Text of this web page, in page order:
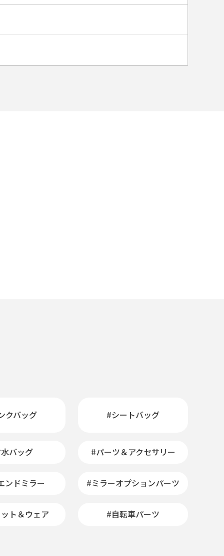
クバッグ #シートバッグ
バッグ #パーツ＆アクセサリー
ンドミラー #ミラーオプションパーツ
ト＆ウェア #自転車パーツ